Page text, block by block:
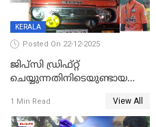
KERALA
Posted On 22-12-2025
ജിപ്സി ഡ്രിഫ്റ്റ്
ചെയ്യുന്നതിനിടെയുണ്ടായ
ദാരുണാന്ത്യം; ജീപ്സി
ഓടിച്ചയാൾ അറസ്റ്റിൽ.
1 Min Read View All